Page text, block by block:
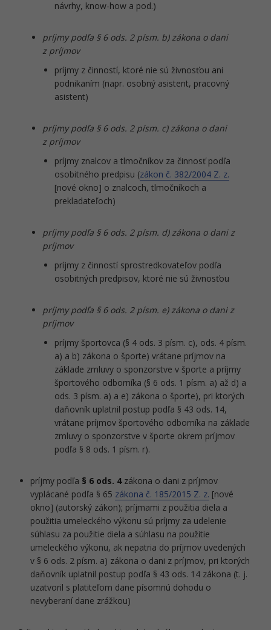
návrhy, know-how a pod.)
príjmy podľa § 6 ods. 2 písm. b) zákona o dani
z príjmov
príjmy z činností, ktoré nie sú živnosťou ani
podnikaním (napr. osobný asistent, pracovný
asistent)
príjmy podľa § 6 ods. 2 písm. c) zákona o dani
z príjmov
príjmy znalcov a tlmočníkov za činnosť podľa
osobitného predpisu (zákon č. 382/2004 Z. z.
[nové okno] o znalcoch, tlmočníkoch a
prekladateľoch)
príjmy podľa § 6 ods. 2 písm. d) zákona o dani z
príjmov
príjmy z činností sprostredkovateľov podľa
osobitných predpisov, ktoré nie sú živnosťou
príjmy podľa § 6 ods. 2 písm. e) zákona o dani z
príjmov
príjmy športovca (§ 4 ods. 3 písm. c), ods. 4 písm.
a) a b) zákona o športe) vrátane príjmov na
základe zmluvy o sponzorstve v športe a príjmy
športového odborníka (§ 6 ods. 1 písm. a) až d) a
ods. 3 písm. a) a e) zákona o športe), pri ktorých
daňovník uplatnil postup podľa § 43 ods. 14,
vrátane príjmov športového odborníka na základe
zmluvy o sponzorstve v športe okrem príjmov
podľa § 8 ods. 1 písm. r).
príjmy podľa § 6 ods. 4zákona o dani z príjmov
vyplácané podľa § 65 zákona č. 185/2015 Z. z. [nové
okno] (autorský zákon); príjmami z použitia diela a
použitia umeleckého výkonu sú príjmy za udelenie
súhlasu za použitie diela a súhlasu na použitie
umeleckého výkonu, ak nepatria do príjmov uvedených
v § 6 ods. 2 písm. a) zákona o dani z príjmov, pri ktorých
daňovník uplatnil postup podľa § 43 ods. 14 zákona (t. j.
uzatvoril s platiteľom dane písomnú dohodu o
nevyberaní dane zrážkou)